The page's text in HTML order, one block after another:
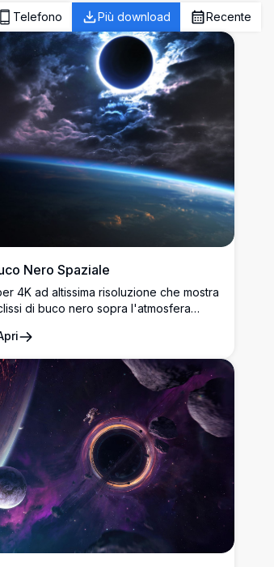
Telefono Più download Recente
Nero Spaziale
4K ad altissima risoluzione che mostra
di buco nero sopra l'atmosfera
di illuminazione celeste, creando
epica perfetta per sfondi desktop.